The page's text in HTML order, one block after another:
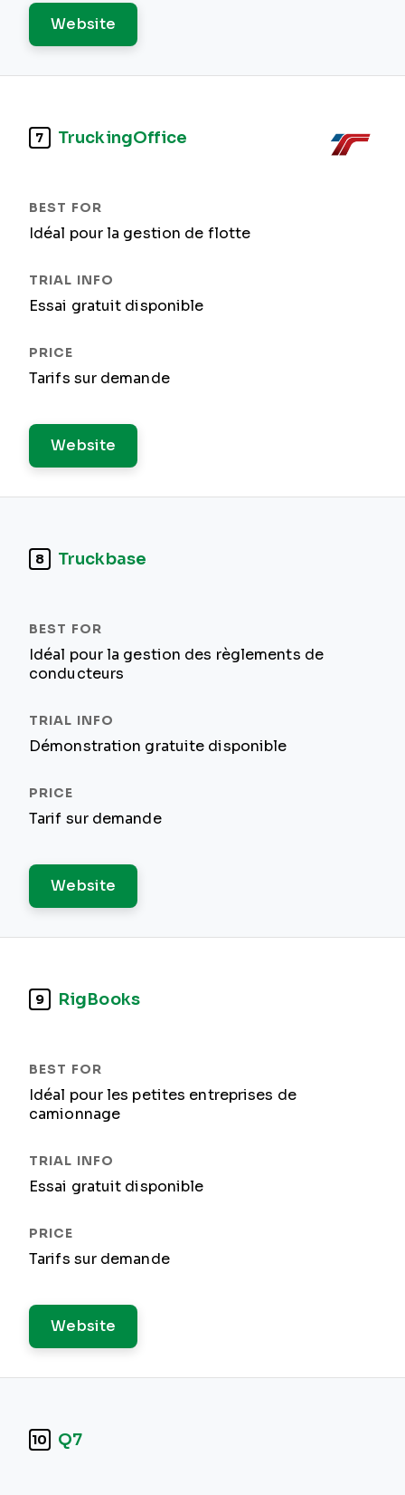
Website
7 TruckingOffice
Idéal pour la gestion de flotte
Essai gratuit disponible
Tarifs sur demande
Website
8 Truckbase
Idéal pour la gestion des règlements de
conducteurs
Démonstration gratuite disponible
Tarif sur demande
Website
9 RigBooks
Idéal pour les petites entreprises de
camionnage
Essai gratuit disponible
Tarifs sur demande
Website
10 Q7